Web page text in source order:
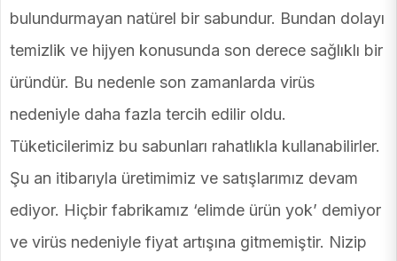
bulundurmayan natürel bir sabundur. Bundan dolayı
temizlik ve hijyen konusunda son derece sağlıklı bir
üründür. Bu nedenle son zamanlarda virüs
nedeniyle daha fazla tercih edilir oldu.
Tüketicilerimiz bu sabunları rahatlıkla kullanabilirler.
Şu an itibarıyla üretimimiz ve satışlarımız devam
ediyor. Hiçbir fabrikamız ‘elimde ürün yok’ demiyor
ve virüs nedeniyle fiyat artışına gitmemiştir. Nizip